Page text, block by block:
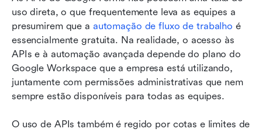
uso direta, o que frequentemente leva as equipes a
presumirem que a automação de fluxo de trabalho é
essencialmente gratuita. Na realidade, o acesso às
APIs e à automação avançada depende do plano do
Google Workspace que a empresa está utilizando,
juntamente com permissões administrativas que nem
sempre estão disponíveis para todas as equipes.
O uso de APIs também é regido por cotas e limites de